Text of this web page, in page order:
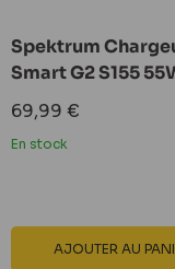
Spektrum
Smart G2 S155
Prix
réduit
69,99 €
En stock
AJOUTER AU